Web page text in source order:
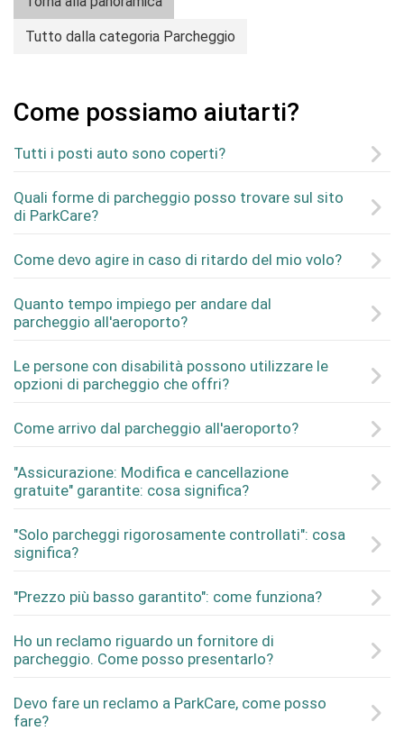
Tutto dalla categoria Parcheggio
Come possiamo aiutarti?
Tutti i posti auto sono coperti?
Quali forme di parcheggio posso trovare sul sito
di ParkCare?
Come devo agire in caso di ritardo del mio volo?
Quanto tempo impiego per andare dal
parcheggio all'aeroporto?
Le persone con disabilità possono utilizzare le
opzioni di parcheggio che offri?
Come arrivo dal parcheggio all'aeroporto?
"Assicurazione: Modifica e cancellazione
gratuite" garantite: cosa significa?
"Solo parcheggi rigorosamente controllati": cosa
significa?
"Prezzo più basso garantito": come funziona?
Ho un reclamo riguardo un fornitore di
parcheggio. Come posso presentarlo?
Devo fare un reclamo a ParkCare, come posso
fare?